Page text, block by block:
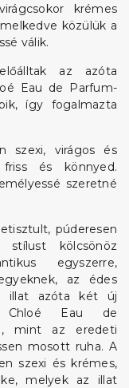
krémes
közülük a
válik.
az azóta
Eau de Parfum-
így fogalmazta
szexi, virágos és
friss és könnyed.
szeretné
púderesen
kölcsönöz
egyszerre,
az édes
illat azóta két új
Chloé Eau de
mint az eredeti
mosott ruha. A
szexi és krémes,
melyek az illat